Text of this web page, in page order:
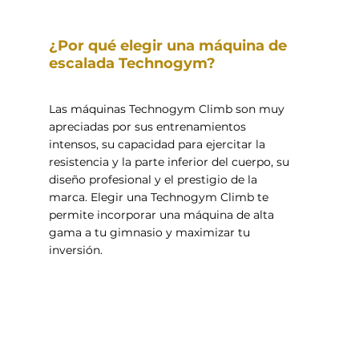
y
profesionales, gimnasios
estáticas, reclinadas, de
consolas.
¿Por qué elegir una máquina de
escalada Technogym?
Las máquinas Technogym Climb son muy
apreciadas por sus entrenamientos
intensos, su capacidad para ejercitar la
resistencia y la parte inferior del cuerpo, su
diseño profesional y el prestigio de la
marca. Elegir una Technogym Climb te
permite incorporar una máquina de alta
gama a tu gimnasio y maximizar tu
inversión.